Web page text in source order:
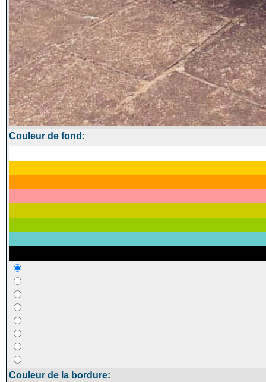
Couleur de fond:
Couleur de la bordure: